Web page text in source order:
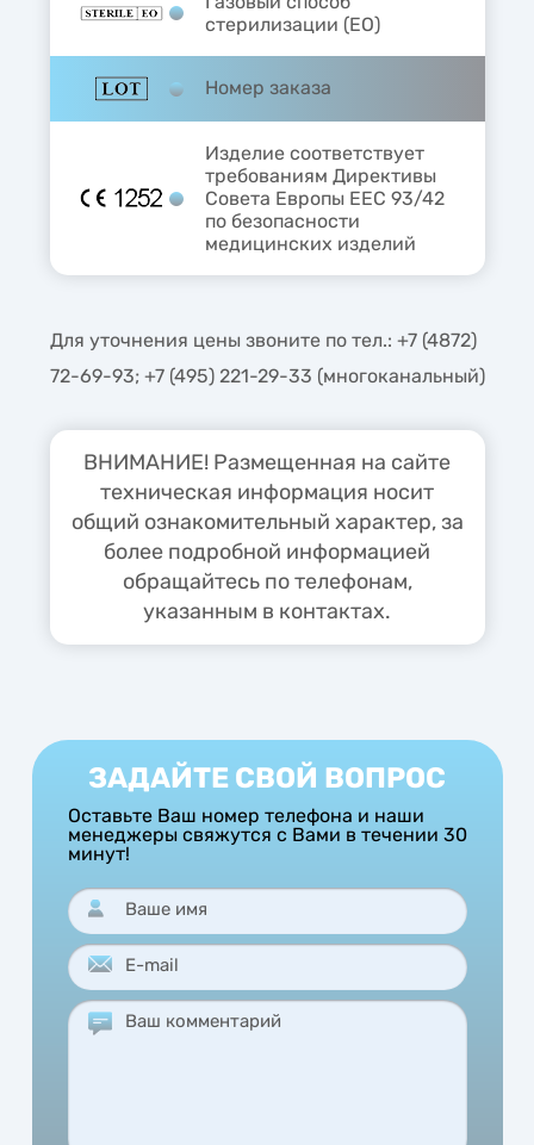
стерилизации (EO)
Номер заказа
Изделие соответствует
требованиям Директивы
Совета Европы ЕЕС 93/42
по безопасности
медицинских изделий
Для уточнения цены звоните по тел.: +7 (4872)
72-69-93; +7 (495) 221-29-33 (многоканальный)
ВНИМАНИЕ! Размещенная на сайте
техническая информация носит
общий ознакомительный характер, за
более подробной информацией
обращайтесь по телефонам,
указанным в контактах.
ЗАДАЙТЕ СВОЙ ВОПРОС
Оставьте Ваш номер телефона и наши
менеджеры свяжутся с Вами в течении 30
минут!